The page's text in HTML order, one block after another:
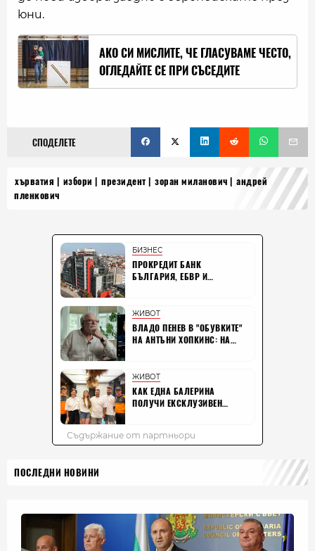
юни.
АКО СИ МИСЛИТЕ, ЧЕ ГЛАСУВАМЕ ЧЕСТО,
ОГЛЕДАЙТЕ СЕ ПРИ СЪСЕДИТЕ
СПОДЕЛЕТЕ
хърватия избори президент зоран миланович
андрей
пленкович
ПОСЛЕДНИ НОВИНИ